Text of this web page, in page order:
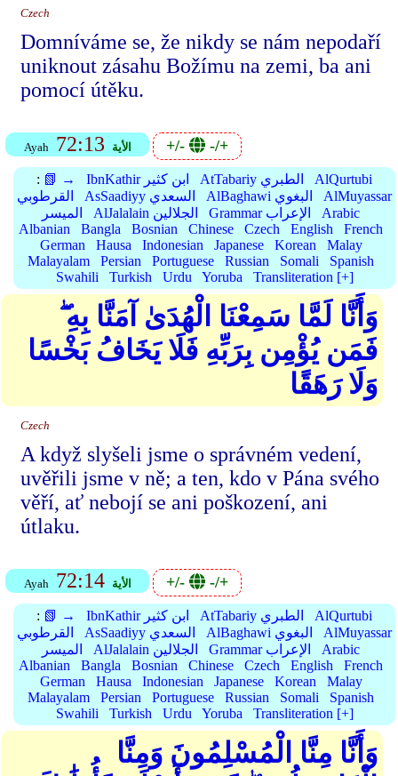
Czech
Domníváme se, že nikdy se nám nepodaří
uniknout zásahu Božímu na zemi, ba ani
pomocí útěku.
Ayah 72:13 الأية +/- -/+
: 📗 → IbnKathir ابن كثير AtTabariy الطبري
AlQurtubi
القرطوبي
AsSaadiyy السعدي AlBaghawi البغوي
AlMuyassar
الميسر
AlJalalain الجلالين Grammar الإعراب
Arabic
Albanian
Bangla Bosnian Chinese Czech English
French
German
Hausa Indonesian Japanese Korean
Malay
Malayalam
Persian Portuguese Russian Somali
Spanish
Swahili
Turkish Urdu Yoruba Transliteration [+]
وَأَنَّا لَمَّا سَمِعْنَا الْهُدَىٰ آمَنَّا بِهِ ۖ
فَمَن يُؤْمِن بِرَبِّهِ فَلَا يَخَافُ بَخْسًا
وَلَا رَهَقًا
Czech
A když slyšeli jsme o správném vedení,
uvěřili jsme v ně; a ten, kdo v Pána svého
věří, ať nebojí se ani poškození, ani
útlaku.
Ayah 72:14 الأية +/- -/+
: 📗 → IbnKathir ابن كثير AtTabariy الطبري
AlQurtubi
القرطوبي
AsSaadiyy السعدي AlBaghawi البغوي
AlMuyassar
الميسر
AlJalalain الجلالين Grammar الإعراب
Arabic
Albanian
Bangla Bosnian Chinese Czech English
French
German
Hausa Indonesian Japanese Korean
Malay
Malayalam
Persian Portuguese Russian Somali
Spanish
Swahili
Turkish Urdu Yoruba Transliteration [+]
وَأَنَّا مِنَّا الْمُسْلِمُونَ وَمِنَّا